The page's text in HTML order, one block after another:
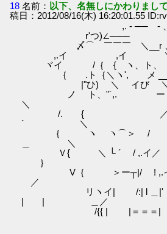
18 名前： 以下、名無しにかわりまし
稿日：2012/08/16(木) 16:20:01.55
,. - ── - 、
r'つ)∠───
〆⌒ ￣￣￣ ＼__r
,.イ ,イ ＼ヽ,
ヾイ /｛ { ヽ、ト、 ＼
｛ .ト｛＼ヽ', メ
ゝ |"ひ) ＼ イびゞ ＼
ノ ト、"´,. ー
＼
/. { ゝ ／ レ
´ ＼
｛ ヽ ヽ⌒＞ / レ
＿ ＼
Ｖ{ ＼ └ ´ / ,.イ／
｝
V｛ ＞ー┬|/ ! ,.イ
／
リヽイ| /:| l ＿|'
| | ＿／
/{{ | |＝＝＝|